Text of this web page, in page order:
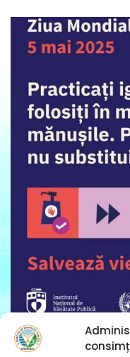
Ziua Mondială a
Institutul Național